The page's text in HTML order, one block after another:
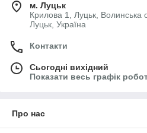
м. Луцьк
Крилова 1, Луцьк, Волинська
Луцьк, Україна
Контакти
Сьогодні вихідний
Показати весь графік
Про нас